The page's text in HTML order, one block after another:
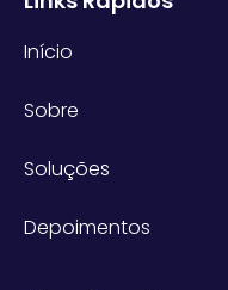
Início
Sobre
Soluções
Depoimentos